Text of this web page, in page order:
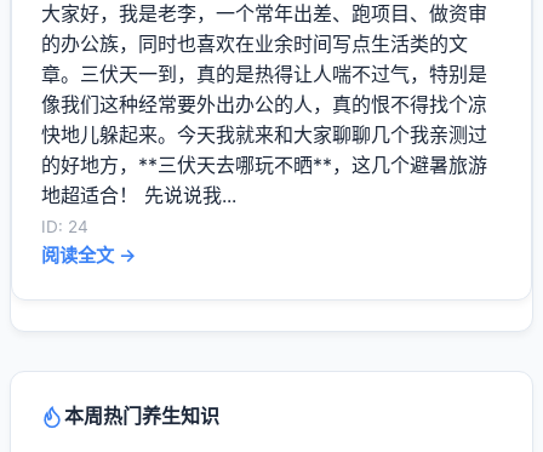
大家好，我是老李，一个常年出差、跑项目、做资审
的办公族，同时也喜欢在业余时间写点生活类的文
章。三伏天一到，真的是热得让人喘不过气，特别是
像我们这种经常要外出办公的人，真的恨不得找个凉
快地儿躲起来。今天我就来和大家聊聊几个我亲测过
的好地方，**三伏天去哪玩不晒**，这几个避暑旅游
地超适合！ 先说说我...
ID: 24
阅读全文 →
本周热门养生知识